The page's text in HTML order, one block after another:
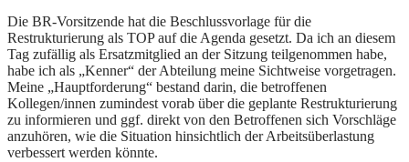
Die BR-Vorsitzende hat die Beschlussvorlage für die
Restrukturierung als TOP auf die Agenda gesetzt. Da ich an diesem
Tag zufällig als Ersatzmitglied an der Sitzung teilgenommen habe,
habe ich als „Kenner“ der Abteilung meine Sichtweise vorgetragen.
Meine „Hauptforderung“ bestand darin, die betroffenen
Kollegen/innen zumindest vorab über die geplante Restrukturierung
zu informieren und ggf. direkt von den Betroffenen sich Vorschläge
anzuhören, wie die Situation hinsichtlich der Arbeitsüberlastung
verbessert werden könnte.